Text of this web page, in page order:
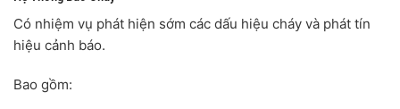
Có nhiệm vụ phát hiện sớm các dấu hiệu cháy và phát tín
hiệu cảnh báo.
Bao gồm: